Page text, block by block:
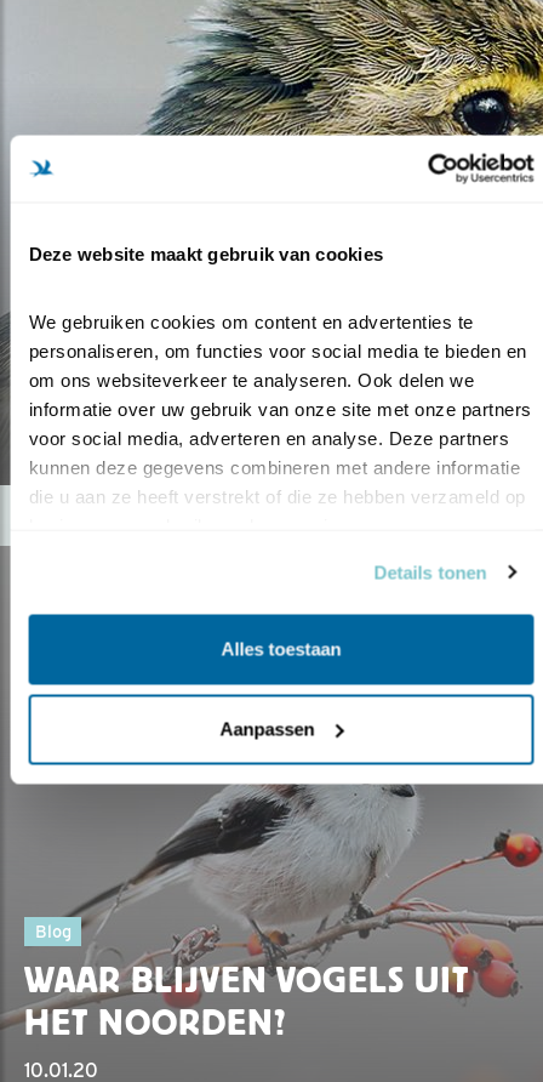
Deze website maakt gebruik van cookies
We gebruiken cookies om content en advertenties te
personaliseren, om functies voor social media te bieden en
om ons websiteverkeer te analyseren. Ook delen we
informatie over uw gebruik van onze site met onze partners
voor social media, adverteren en analyse. Deze partners
kunnen deze gegevens combineren met andere informatie
die u aan ze heeft verstrekt of die ze hebben verzameld op
Details tonen
Alles toestaan
Aanpassen
Blog
WAT HOOR IK?
15.04.20
Blog
WAAR BLIJVEN VOGELS UIT
HET NOORDEN?
10.01.20